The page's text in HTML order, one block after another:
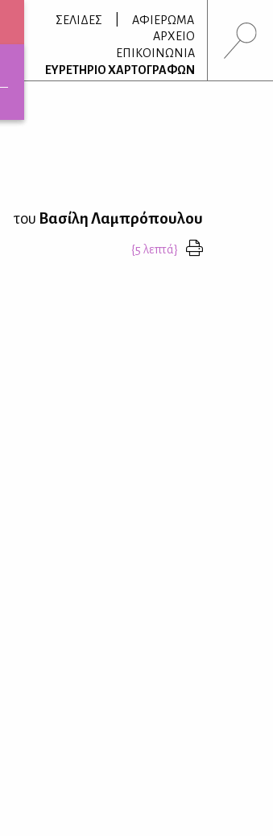
ΣΕΛΙΔΕΣ
ΑΦΙΕΡΩΜΑ
ΑΡΧΕΙΟ
ΕΠΙΚΟΙΝΩΝΙΑ
ΕΥΡΕΤΗΡΙΟ ΧΑΡΤΟΓΡΑΦΩΝ
του Βασίλη Λαμπρόπουλου
{5 λεπτά}